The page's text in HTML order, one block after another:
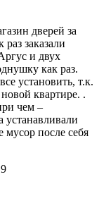
дверей за
заказали
и двух
как раз.
установить, т.к.
квартире. .
чем –
устанавливали
мусор после себя